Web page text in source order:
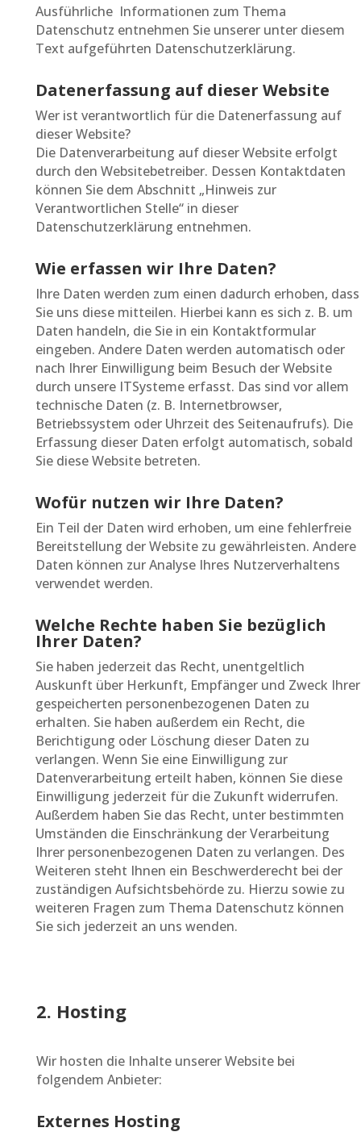
Ausführliche Informationen zum Thema
Datenschutz entnehmen Sie unserer unter diesem
Text aufgeführten Datenschutzerklärung.
Datenerfassung auf dieser Website
Wer ist verantwortlich für die Datenerfassung auf
dieser Website?
Die Datenverarbeitung auf dieser Website erfolgt
durch den Websitebetreiber. Dessen Kontaktdaten
können Sie dem Abschnitt „Hinweis zur
Verantwortlichen Stelle“ in dieser
Datenschutzerklärung entnehmen.
Wie erfassen wir Ihre Daten?
Ihre Daten werden zum einen dadurch erhoben, dass
Sie uns diese mitteilen. Hierbei kann es sich z. B. um
Daten handeln, die Sie in ein Kontaktformular
eingeben. Andere Daten werden automatisch oder
nach Ihrer Einwilligung beim Besuch der Website
durch unsere ITSysteme erfasst. Das sind vor allem
technische Daten (z. B. Internetbrowser,
Betriebssystem oder Uhrzeit des Seitenaufrufs). Die
Erfassung dieser Daten erfolgt automatisch, sobald
Sie diese Website betreten.
Wofür nutzen wir Ihre Daten?
Ein Teil der Daten wird erhoben, um eine fehlerfreie
Bereitstellung der Website zu gewährleisten. Andere
Daten können zur Analyse Ihres Nutzerverhaltens
verwendet werden.
Welche Rechte haben Sie bezüglich
Ihrer Daten?
Sie haben jederzeit das Recht, unentgeltlich
Auskunft über Herkunft, Empfänger und Zweck Ihrer
gespeicherten personenbezogenen Daten zu
erhalten. Sie haben außerdem ein Recht, die
Berichtigung oder Löschung dieser Daten zu
verlangen. Wenn Sie eine Einwilligung zur
Datenverarbeitung erteilt haben, können Sie diese
Einwilligung jederzeit für die Zukunft widerrufen.
Außerdem haben Sie das Recht, unter bestimmten
Umständen die Einschränkung der Verarbeitung
Ihrer personenbezogenen Daten zu verlangen. Des
Weiteren steht Ihnen ein Beschwerderecht bei der
zuständigen Aufsichtsbehörde zu. Hierzu sowie zu
weiteren Fragen zum Thema Datenschutz können
Sie sich jederzeit an uns wenden.
2. Hosting
Wir hosten die Inhalte unserer Website bei
folgendem Anbieter:
Externes Hosting